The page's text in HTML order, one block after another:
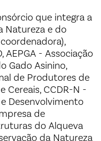
que integra a
Natureza e do
AEPGA - Associação
Gado Asinino,
de Produtores de
Cereais, CCDR-N -
Desenvolvimento
de
do Alqueva
da Natureza